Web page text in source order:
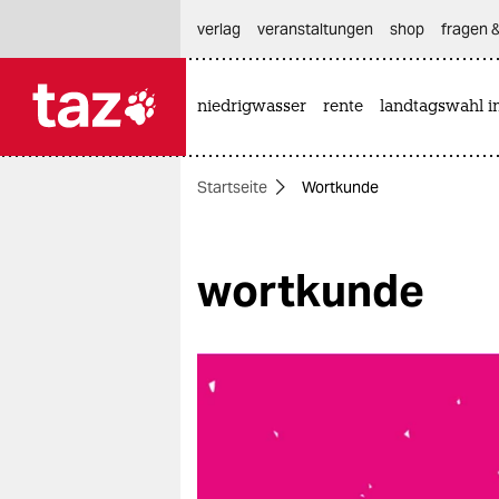
themen
öko
gesellschaft
kultur
verlag
veranstaltungen shop fragen
niedrigwasser rente landtagswahl
Startseite Wortkunde
wortkunde